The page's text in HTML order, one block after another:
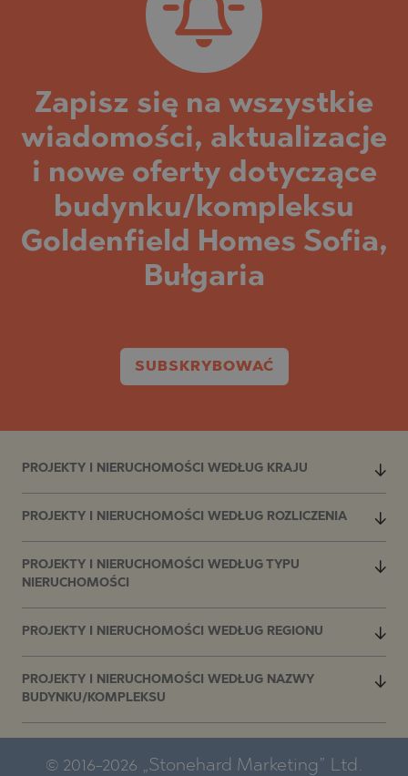
Zapisz się na wszystkie
wiadomości, aktualizacje
i nowe oferty dotyczące
budynku/kompleksu
Goldenfield Homes Sofia,
Bułgaria
SUBSKRYBOWAĆ
PROJEKTY I NIERUCHOMOŚCI WEDŁUG KRAJU
PROJEKTY I NIERUCHOMOŚCI WEDŁUG ROZLICZENIA
PROJEKTY I NIERUCHOMOŚCI WEDŁUG TYPU
NIERUCHOMOŚCI
PROJEKTY I NIERUCHOMOŚCI WEDŁUG REGIONU
PROJEKTY I NIERUCHOMOŚCI WEDŁUG NAZWY
BUDYNKU/KOMPLEKSU
© 2016-2026 „Stonehard Marketing” Ltd.